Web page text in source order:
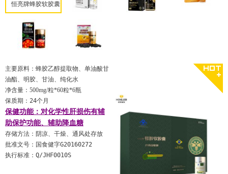
恒亮牌蜂胶软胶囊
【巴西绿系蜂胶】
主要原料：蜂胶乙醇提取物、单油酸甘
油酯、明胶、甘油、纯化水
净含量：500mg/粒*60粒*6瓶
保质期：24个月
保健功能：对化学性肝损伤有辅
助保护功能、辅助降血糖
存储方法：阴凉、干燥、通风处存放
批准文号：国食健字G20160272
执行标准：Q/JHF0010S